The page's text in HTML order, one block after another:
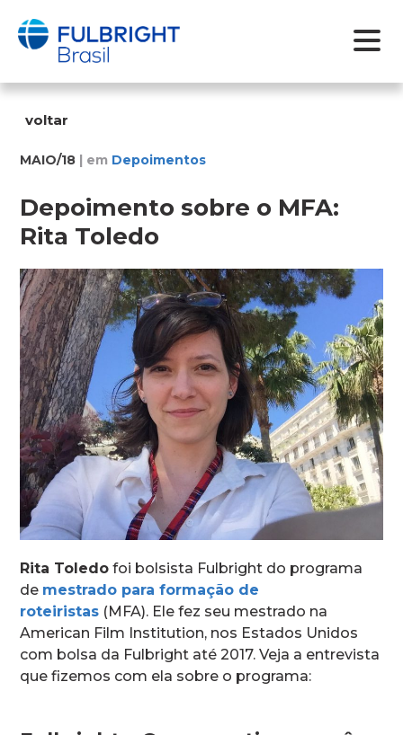
Skip
voltar
MAIO/18 | em Depoimentos
Depoimento sobre o MFA:
Rita Toledo
Rita Toledo foi bolsista Fulbright do programa
de mestrado para formação de
roteiristas (MFA). Ele fez seu mestrado na
American Film Institution, nos Estados Unidos
com bolsa da Fulbright até 2017. Veja a entrevista
que fizemos com ela sobre o programa: